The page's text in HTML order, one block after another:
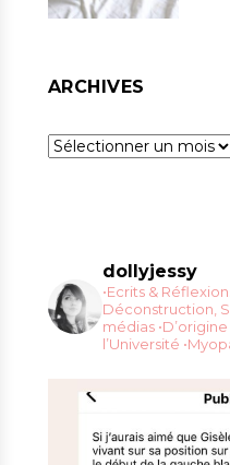
ARCHIVES
Archives
dollyjessy
•Ecrits &
Déconstruction,
médias •D’origine
l’Université